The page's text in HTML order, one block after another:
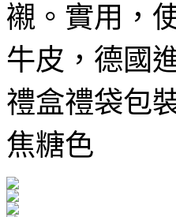
襯。實用，
牛皮，德國
禮盒禮袋包
焦糖色